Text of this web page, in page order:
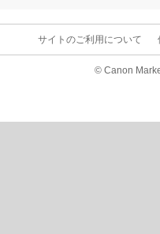
サイトのご利用について
© Canon